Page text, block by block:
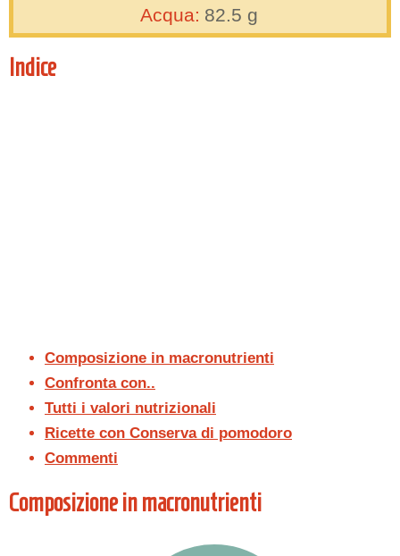
Acqua: 82.5 g
Indice
Composizione in macronutrienti
Confronta con..
Tutti i valori nutrizionali
Ricette con Conserva di pomodoro
Commenti
Composizione in macronutrienti